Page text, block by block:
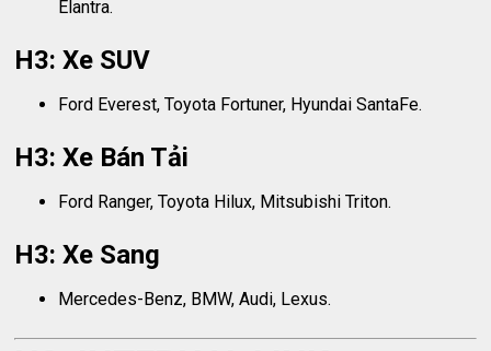
Elantra.
H3: Xe SUV
Ford Everest, Toyota Fortuner, Hyundai SantaFe.
H3: Xe Bán Tải
Ford Ranger, Toyota Hilux, Mitsubishi Triton.
H3: Xe Sang
Mercedes-Benz, BMW, Audi, Lexus.